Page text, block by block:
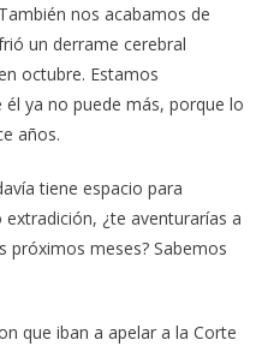
nos acabamos de
un derrame cerebral
octubre. Estamos
ya no puede más, porque lo
años.
tiene espacio para
¿te aventurarías a
próximos meses? Sabemos
que iban a apelar a la Corte